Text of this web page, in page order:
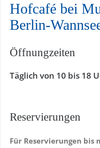
Hofcafé bei
Berlin-
Öffnungzeiten
Täglich von 10 bis 18
Reservierungen
Für Reservierungen bis